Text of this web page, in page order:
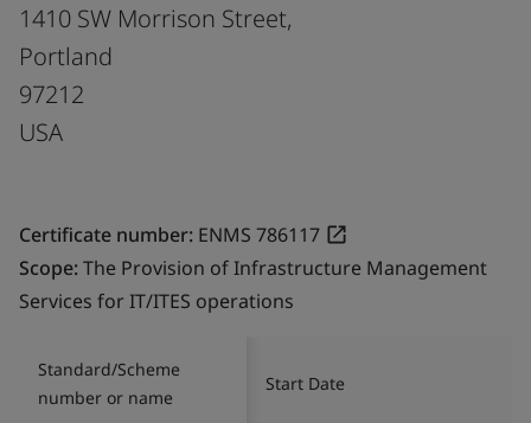
1410 SW Morrison Street,
Portland
97212
USA
Certificate number: ENMS 786117
Scope:The Provision of Infrastructure Management
Services for IT/ITES operations
Standard/Scheme
number or name
Start Date